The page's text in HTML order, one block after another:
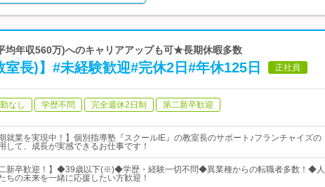
年収560万)へのキャリアアップも可★長期休暇多数
室長)】#未経験歓迎#完休2日#年休125日 正社員
なし 学歴不問 完全週休2日制 第二新卒歓迎
就業を実現中！】個別指導塾『スクールIE』の教室長のサポート♪フランチャイズの
して、成長が実感できるお仕事です！
二新卒歓迎！】◆39歳以下(※)◆学歴・経験一切不問◆異業種からの転職者多数！◆人
ちの未来を一緒に応援したい方歓迎！